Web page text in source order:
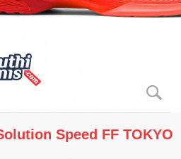
Speed FF TOKYO